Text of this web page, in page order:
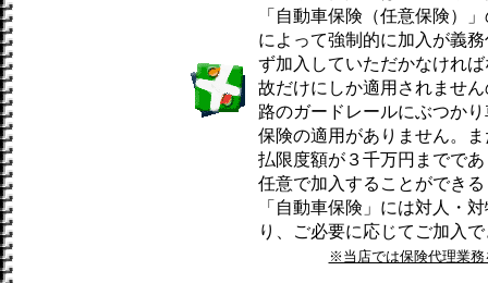
「自動車保険（任意保険）
によって強制的に加入が義
ず加入していただかなけれ
故だけにしか適用されませ
路のガードレールにぶつか
保険の適用がありません。
払限度額が３千万円までで
任意で加入することができ
「自動車保険」には対人・
り、ご必要に応じてご加入
※当店では保険代理業務